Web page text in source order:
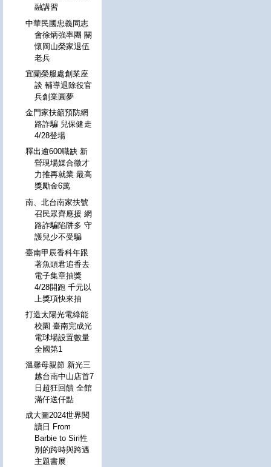
融講習
中華民國忠義同志
會徐炳強率團 關
懷岡山榮家退伍
老兵
宜蘭榮服處創業座
談 輔導退除役官
兵創業圓夢
金門家扶籲預防網
路詐騙 兒保健走
4/28登場
釋出逾600職缺 新
營現場媒合徵才
力推再就業 最高
獎勵金6萬
南、北台南家扶號
召民眾齊應援 網
路詐騙陷阱多 守
護兒少不受騙
臺南甲辰香科年跟
著魚頭君追香去
電子集章抽獎
4/28開跑 千元以
上獎項快來抽
打造太陽光電綠能
校園 臺南完成光
電球場設置數量
全國第1
溫馨母親節 新光三
越台南中山店首7
日超狂回饋 全館
滿仟送仟點
成大圖2024世界閱
讀日 From
Barbie to Siri性
別的跨時與跨遇
主題書展